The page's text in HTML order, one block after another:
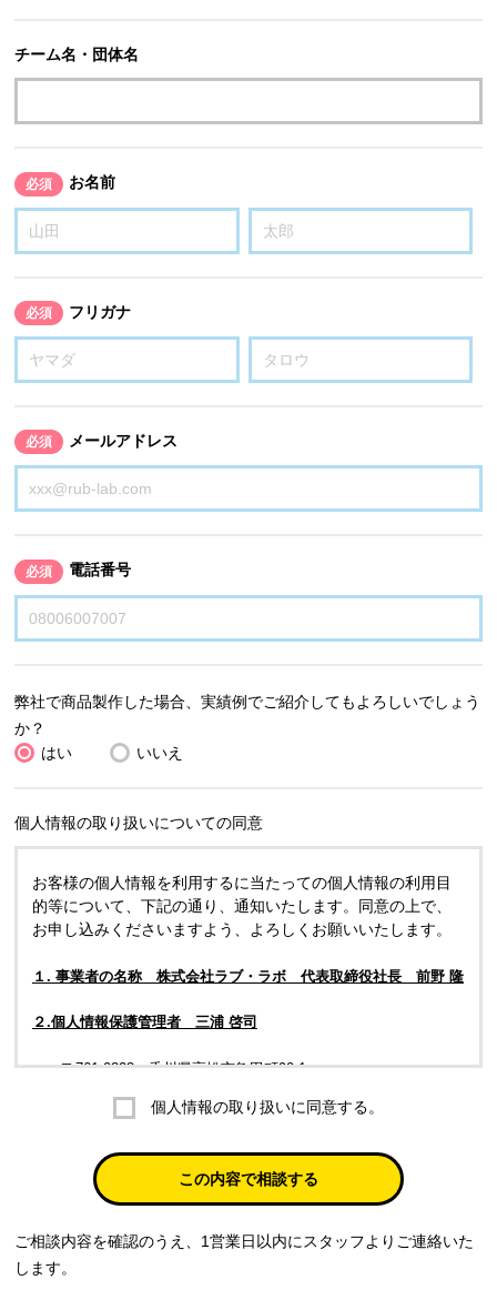
チーム名・団体名
必須 お名前
必須 フリガナ
必須 メールアドレス
必須 電話番号
弊社で商品製作した場合、実績例でご紹介してもよろしいでしょう
か？
はい
いいえ
個人情報の取り扱いについての同意
お客様の個人情報を利用するに当たっての個人情報の利用目
的等について、下記の通り、通知いたします。同意の上で、
お申し込みくださいますよう、よろしくお願いいたします。
１. 事業者の名称 株式会社ラブ・ラボ 代表取締役社長 前野 隆
２.個人情報保護管理者 三浦 啓司
〒761-0323 香川県高松市亀田町90-1
株式会社ラブ・ラボ
電話：087-847-2000
電子メール：info@rub-lab.com
３. 個人情報（保有個人データを含む）の利用目的
個人情報の取り扱いに同意する。
この内容で相談する
ご相談内容を確認のうえ、1営業日以内にスタッフよりご連絡いた
します。